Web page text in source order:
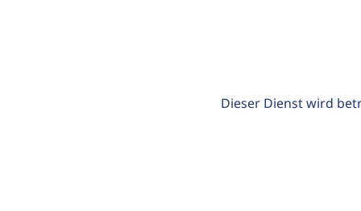
Dieser Dienst wird